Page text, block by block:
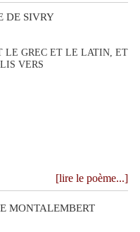
DE SIVRY
LE GREC ET LE LATIN, ET
VERS
[lire le poème...]
MONTALEMBERT